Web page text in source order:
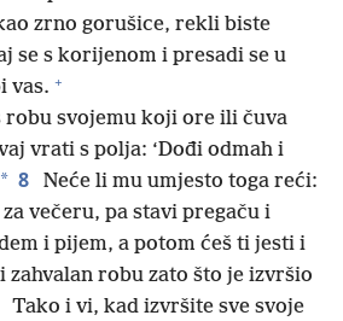
zrno gorušice, rekli biste
se s korijenom i presadi se u
vas. +
robu svojemu koji ore ili čuva
vrati s polja: ‘Dođi odmah i
* 8
Neće li mu umjesto toga reći:
večeru, pa stavi pregaču i
i pijem, a potom ćeš ti jesti i
zahvalan robu zato što je izvršio
Tako i vi, kad izvršite sve svoje